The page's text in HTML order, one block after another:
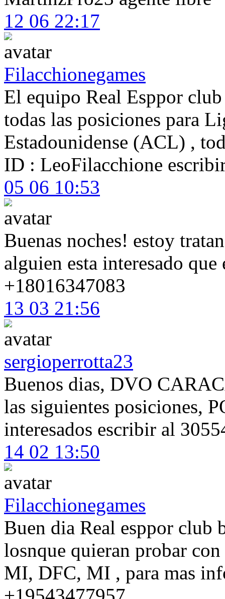
12 06 22:17
Filacchionegames
El equipo Real Esppor club
todas las posiciones para
Estadounidense (ACL) ,
ID : LeoFilacchione
05 06 10:53
Buenas noches! estoy
alguien esta interesado
+18016347083
13 03 21:56
sergioperrotta23
Buenos dias, DVO
las siguientes posiciones,
interesados escribir al
14 02 13:50
Filacchionegames
Buen dia Real esppor club
losnque quieran probar
MI, DFC, MI , para mas